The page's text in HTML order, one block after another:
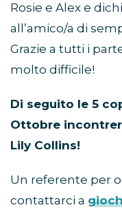
Rosie e Alex e
all’amico/a di
Grazie a tutti i
molto difficile!
Di seguito le 5
Ottobre
Lily Collins!
Un referente per
contattarci a